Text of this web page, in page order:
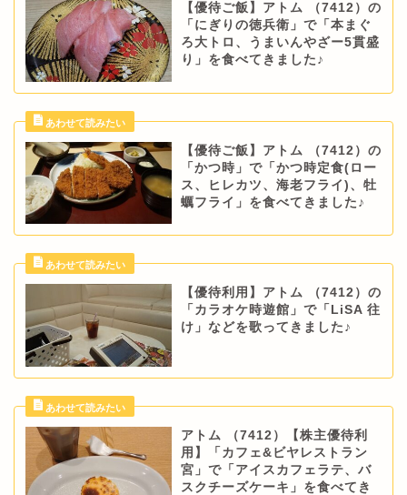
【優待ご飯】アトム （7412）の
「にぎりの徳兵衛」で「本まぐ
ろ大トロ、うまいんやざー5貫盛
り」を食べてきました♪
【優待ご飯】アトム （7412）の
「かつ時」で「かつ時定食(ロー
ス、ヒレカツ、海老フライ)、牡
蠣フライ」を食べてきました♪
【優待利用】アトム （7412）の
「カラオケ時遊館」で「LiSA 往
け」などを歌ってきました♪
アトム （7412）【株主優待利
用】「カフェ&ビヤレストラン
宮」で「アイスカフェラテ、バ
スクチーズケーキ」を食べてき